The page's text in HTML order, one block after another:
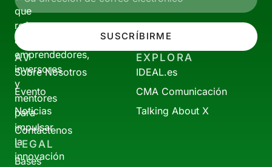
que
reúne
a
emprendedores,
inversores
y
mentores
para
impulsar
la
innovación
SUSCRÍBIRME
AV
Sobre Nosotros
Evento
Noticias
Contáctenos
EXPLORA
IDEAL.es
CMA Comunicación
Talking About X
LEGAL
Bases